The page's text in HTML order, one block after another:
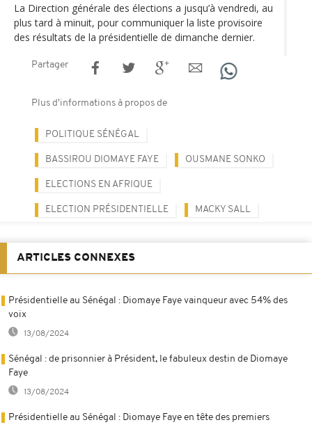
La Direction générale des élections a jusqu’à vendredi, au
plus tard à minuit, pour communiquer la liste provisoire
des résultats de la présidentielle de dimanche dernier.
Partager
Plus d'informations à propos de
POLITIQUE SÉNÉGAL
BASSIROU DIOMAYE FAYE OUSMANE SONKO
ELECTIONS EN AFRIQUE
ELECTION PRÉSIDENTIELLE MACKY SALL
ARTICLES CONNEXES
Présidentielle au Sénégal : Diomaye Faye vainqueur avec 54% des
voix
13/08/2024
Sénégal : de prisonnier à Président, le fabuleux destin de Diomaye
Faye
13/08/2024
Présidentielle au Sénégal : Diomaye Faye en tête des premiers